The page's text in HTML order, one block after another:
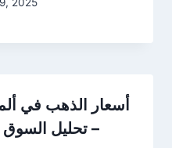
– تحليل السوق